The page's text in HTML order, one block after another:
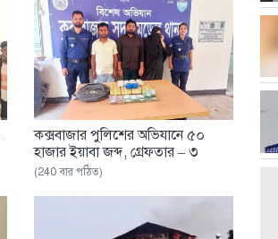
কক্সবাজার পুলিশের অভিযানে ৫০
হাজার ইয়াবা জব্দ, গ্রেফতার – ৩
(240 বার পঠিত)